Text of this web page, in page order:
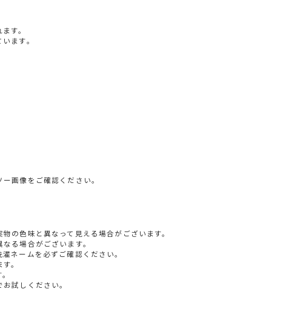
す。
ます。
画像をご確認ください。
の色味と異なって見える場合がございます。
る場合がございます。
ネームを必ずご確認ください。
。
試しください。